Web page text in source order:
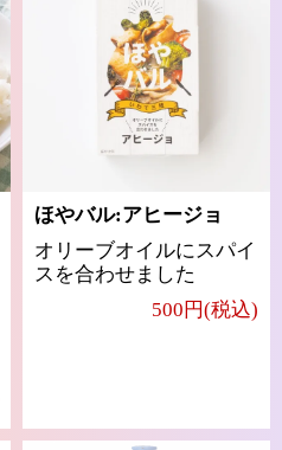
ほやバル:アヒージョ
オリーブオイルにスパイ
スを合わせました
500円(税込)